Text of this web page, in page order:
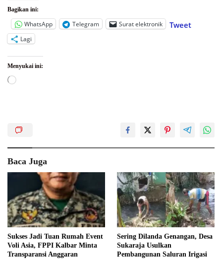
Bagikan ini:
WhatsApp Telegram Surat elektronik Tweet
Lagi
Menyukai ini:
Memuat...
Baca Juga
Sukses Jadi Tuan Rumah Event
Voli Asia, FPPI Kalbar Minta
Transparansi Anggaran
Sering Dilanda Genangan, Desa
Sukaraja Usulkan
Pembangunan Saluran Irigasi